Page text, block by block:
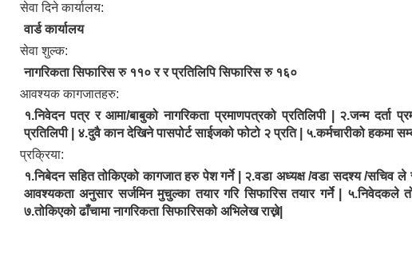
सेवा दिने कार्यालय:
वार्ड कार्यालय
सेवा शुल्क:
नागरिकता सिफारिस रु ११० र र प्रतिलिपि सिफारिस रु १६०
आवश्यक कागजातहरु:
१.निवेदन पत्र र आमा/बाबुको नागरिकता प्रमाणपत्रको प्रतिलिपी | २.जन्म दर्ता
प्रतिलिपी | ४.दुवै कान देखिने पासपोर्ट साईजको फोटो २ प्रति | ५.कर्मचारीको हकमा
प्रक्रिया:
१.निबेदन सहित तोकिएको कागजात हरु पेश गर्ने | २.वडा अध्यक्ष /वडा सदश्य /सचिव ले
आवश्यकता अनुसार सर्जमिन मुचुल्का तयार गरि सिफारिस तयार गर्ने |
७.तोकिएको ढाँचामा नागरिकता सिफारिसको अभिलेख राख्ने|